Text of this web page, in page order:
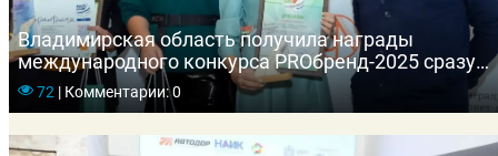
Владимирская область получила награды
международного конкурса PROбренд-2025 сразу
в трёх номинациях
72 |Комментарии: 0